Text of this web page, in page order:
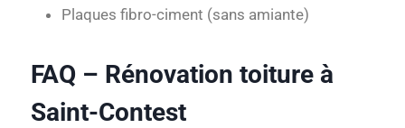
Plaques fibro-ciment (sans amiante)
FAQ – Rénovation toiture à
Saint-Contest